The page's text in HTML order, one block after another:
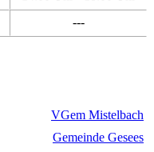
---
VGem Mistelbach
Gemeinde Gesees